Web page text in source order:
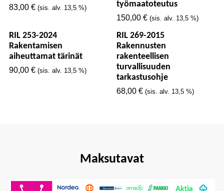
83,00 € (sis. alv. 13,5 %) työmaatoteutus
150,00 € (sis. alv. 13,5 %)
RIL 253-2024
Rakentamisen
aiheuttamat tärinät
90,00 € (sis. alv. 13,5 %)
RIL 269-2015
Rakennusten
rakenteellisen
turvallisuuden
tarkastusohje
68,00 € (sis. alv. 13,5 %)
Maksutavat